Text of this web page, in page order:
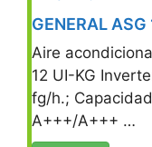
GENERAL
Aire
12 UI-KG
fg/h.;
A+++/A+++ …